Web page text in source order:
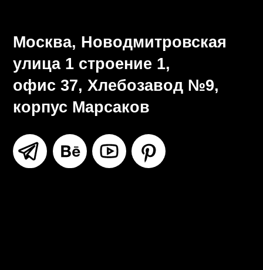
Москва, Новодмитровская
улица 1 строение 1,
офис 37, Хлебозавод №9,
корпус Марсаков